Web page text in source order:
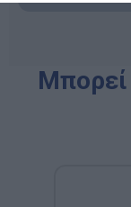
Μπορεί